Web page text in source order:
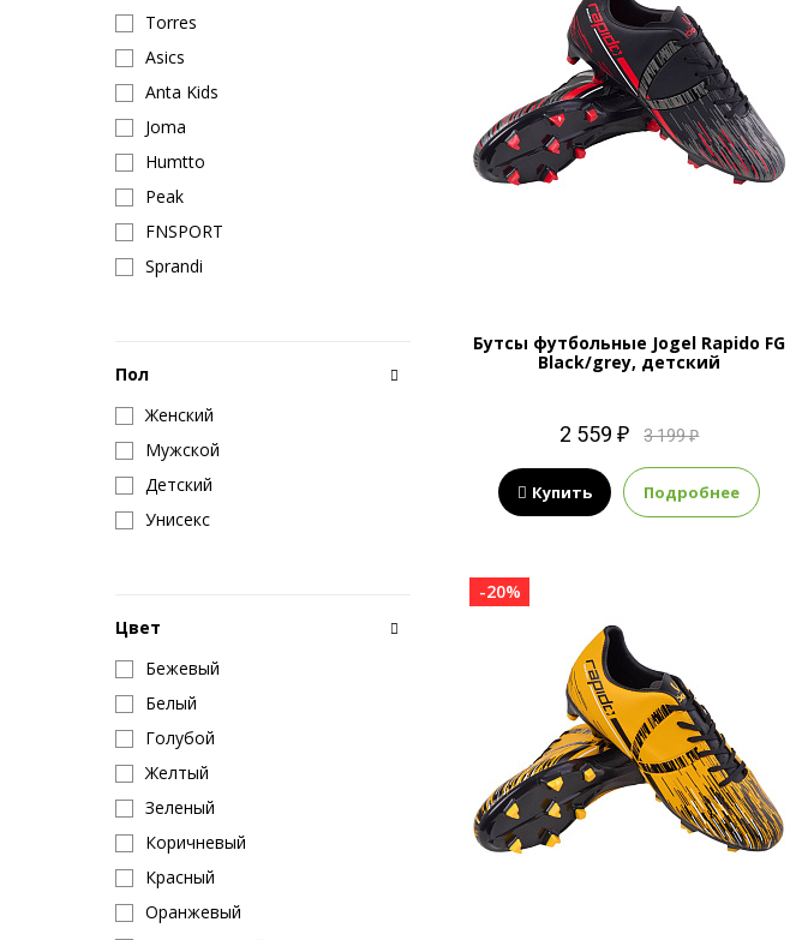
Torres
Asics
Anta Kids
Joma
Humtto
Peak
FNSPORT
Sprandi
Пол
Женский
Мужской
Детский
Унисекс
Цвет
Бежевый
Белый
Голубой
Желтый
Зеленый
Коричневый
Красный
Оранжевый
Бутсы футбольные Jogel Rapido FG
Black/grey, детский
2 559 ₽ 3 199 ₽
Купить Подробнее
-20%